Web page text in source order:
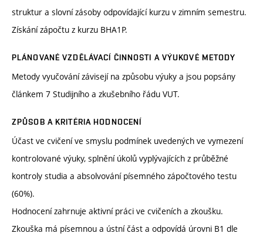
struktur a slovní zásoby odpovídající kurzu v zimním semestru.
Získání zápočtu z kurzu BHA1P.
PLÁNOVANÉ VZDĚLÁVACÍ ČINNOSTI A VÝUKOVÉ METODY
Metody vyučování závisejí na způsobu výuky a jsou popsány
článkem 7 Studijního a zkušebního řádu VUT.
ZPŮSOB A KRITÉRIA HODNOCENÍ
Účast ve cvičení ve smyslu podmínek uvedených ve vymezení
kontrolované výuky, splnění úkolů vyplývajících z průběžné
kontroly studia a absolvování písemného zápočtového testu
(60%).
Hodnocení zahrnuje aktivní práci ve cvičeních a zkoušku.
Zkouška má písemnou a ústní část a odpovídá úrovni B1 dle